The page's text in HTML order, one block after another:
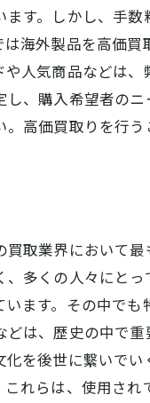
す。しかし、手
海外製品を高価
人気商品などは
、購入希望者の
高価買取りを行
取業界において
多くの人々にと
ます。その中で
は、歴史の中で
を後世に繋いで
れらは、使用さ